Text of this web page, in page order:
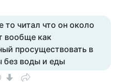
то читал что он около
вообще как
просуществовать в
воды и еды